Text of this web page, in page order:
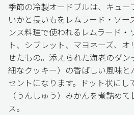
季節の冷製オードブルは、キュー
いかと長いもをレムラード・ソー
ンス料理で使われるレムラード・
ト、シブレット、マヨネーズ、
せたもの。添えられた海老のダ
細なクッキー）の香ばしい風味と
セントになります。ドット状にし
（うんしゅう）みかんを煮詰め
ス。